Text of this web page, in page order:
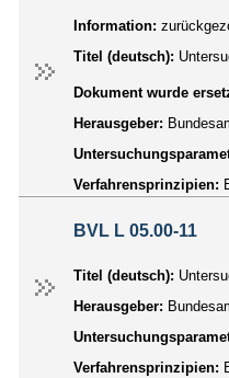
Information:
Titel (deutsch):
Dokument wurde
Herausgeber:
Verfahrensprinzipien:
BVL L 05.00-11
Titel (deutsch):
Herausgeber:
Verfahrensprinzipien: